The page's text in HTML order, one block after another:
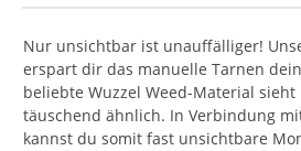
Nur unsichtbar ist unauffälliger!
erspart dir das manuelle Tarnen
beliebte Wuzzel Weed-Material
täuschend ähnlich. In Verbindung
kannst du somit fast unsichtbare